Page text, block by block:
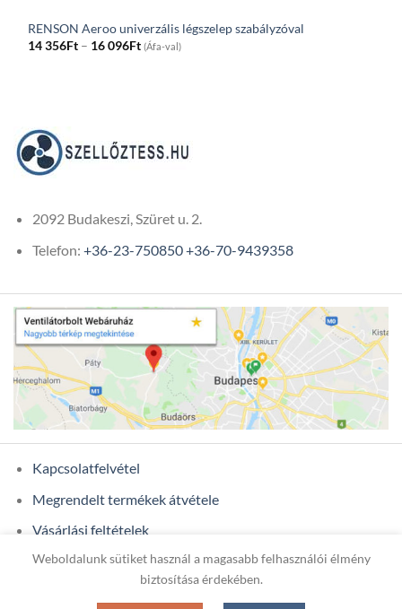
RENSON Aeroo univerzális légszelep szabályzóval
14 356Ft – 16 096FtPrice
range:
(Áfa-val)
2092 Budakeszi, Szüret u. 2.
Telefon: +36-23-750850+36-70-9439358
Kapcsolatfelvétel
Megrendelt termékek átvétele
Vásárlási feltételek
Ügyfél adatok
Weboldalunk sütiket használ a magasabb felhasználói élmény
biztosítása érdekében.